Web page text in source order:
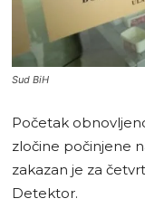
Sud BiH
Početak
zločine počinjene
zakazan je za
Detektor.